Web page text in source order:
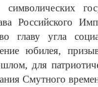
символических
Российского
главу угла
юбилея,
для
Смутного